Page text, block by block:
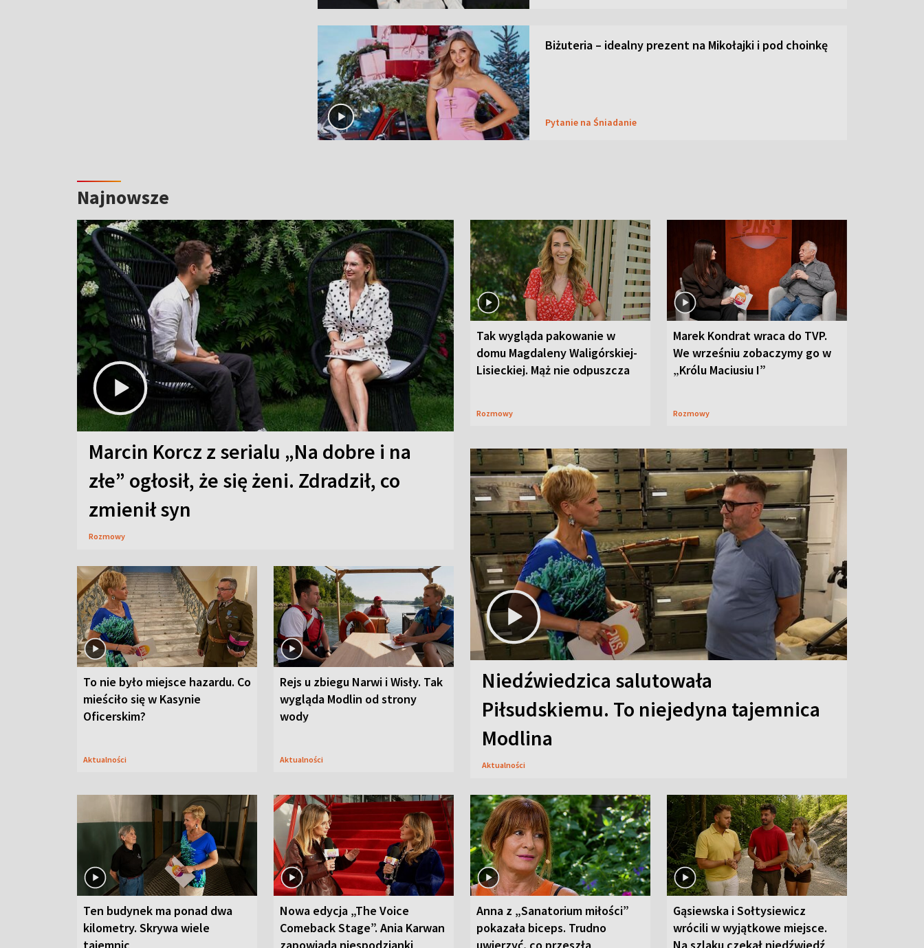
Biżuteria – idealny prezent na Mikołajki i pod choinkę
Pytanie na Śniadanie
Najnowsze
Marcin Korcz z serialu „Na dobre i na
złe” ogłosił, że się żeni. Zdradził, co
zmienił syn
Rozmowy
Tak wygląda pakowanie w
domu Magdaleny Waligórskiej-
Lisieckiej. Mąż nie odpuszcza
Rozmowy
Marek Kondrat wraca do TVP.
We wrześniu zobaczymy go w
„Królu Maciusiu I”
Rozmowy
To nie było miejsce hazardu. Co
mieściło się w Kasynie
Oficerskim?
Aktualności
Rejs u zbiegu Narwi i Wisły. Tak
wygląda Modlin od strony
wody
Aktualności
Niedźwiedzica salutowała
Piłsudskiemu. To niejedyna tajemnica
Modlina
Aktualności
Ten budynek ma ponad dwa
kilometry. Skrywa wiele
Nowa edycja „The Voice
Comeback Stage”. Ania Karwan
Anna z „Sanatorium miłości”
pokazała biceps. Trudno
Gąsiewska i Sołtysiewicz
wrócili w wyjątkowe miejsce.